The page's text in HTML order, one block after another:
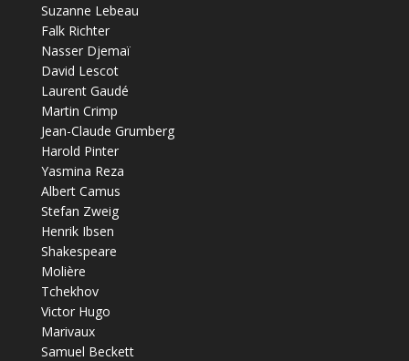
Suzanne Lebeau
Falk Richter
Nasser Djemaï
David Lescot
Laurent Gaudé
Martin Crimp
Jean-Claude Grumberg
Harold Pinter
Yasmina Reza
Albert Camus
Stefan Zweig
Henrik Ibsen
Shakespeare
Molière
Tchekhov
Victor Hugo
Marivaux
Samuel Beckett